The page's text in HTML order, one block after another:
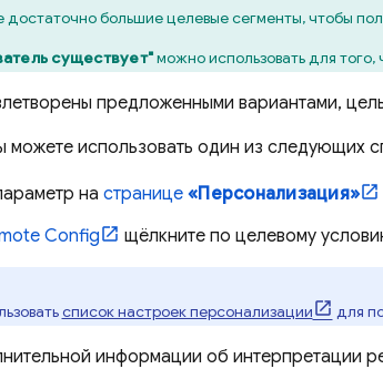
достаточно большие целевые сегменты, чтобы
существует"можно использовать для
предложенными вариантами,
можете использовать один из следующих
на странице «Персонализация»
Config щёлкните по целевому
список настроек персонализации для
информации об интерпретации